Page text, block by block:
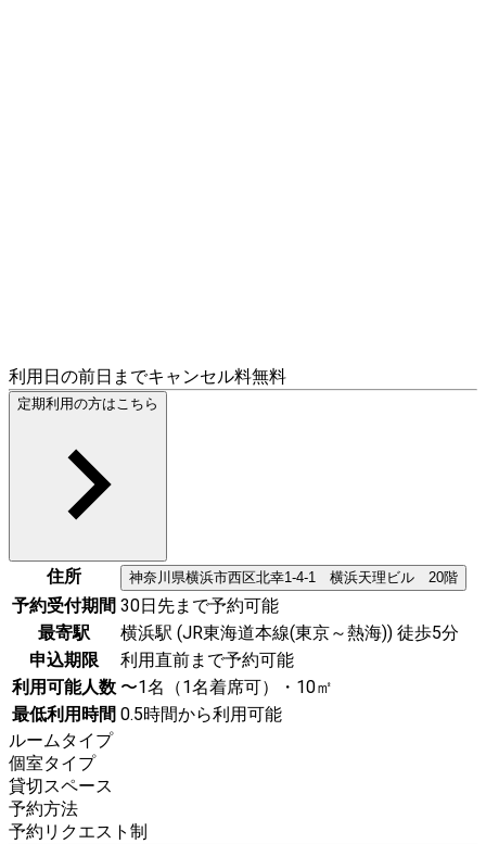
利用日の前日までキャンセル料無料
定期利用の方はこちら
住所 神奈川県横浜市西区北幸1-4-1 横浜天理ビル 20階
予約受付期間 30日先まで予約可能
最寄駅
横浜駅 (JR東海道本線(東京～熱海)) 徒歩5分
申込期限
利用直前まで予約可能
利用可能人数 〜1名（1名着席可）・10㎡
最低利用時間 0.5時間から利用可能
ルームタイプ
個室タイプ
貸切スペース
予約方法
予約リクエスト制